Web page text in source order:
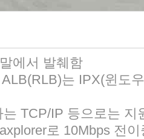
에서 발췌함
는 IPX(윈도
TCP/IP 등으로는 지
로 10Mbps 전